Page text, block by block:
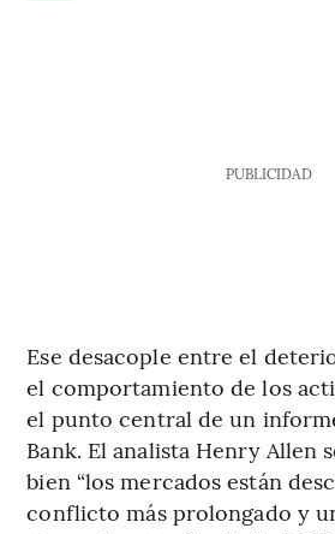
PUBLICIDAD
Ese desacople entre el
el comportamiento de los
el punto central de un
Bank. El analista Henry Allen
bien “los mercados están
conflicto más prolongado y